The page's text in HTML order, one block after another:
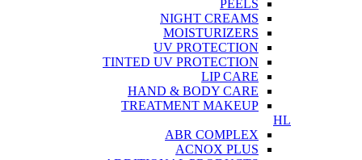
PEELS
NIGHT CREAMS
MOISTURIZERS
UV PROTECTION
TINTED UV PROTECTION
LIP CARE
HAND & BODY CARE
TREATMENT MAKEUP
HL
ABR COMPLEX
ACNOX PLUS